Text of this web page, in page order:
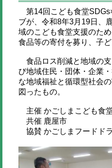
第14回こども食堂
ブが、令和8年3月19日、
域のこども食堂支援のた
食品等の寄付を募り、子
食品ロス削減と地域の
び地域住民・団体・企業
な地域福祉と循環型社会
図ったもの。
主催 かごしまこども食
共催 鹿屋市
協賛 かごしまフードド